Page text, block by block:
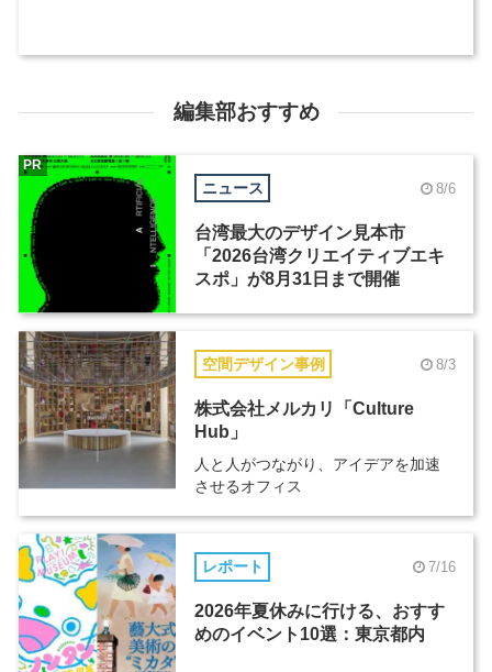
編集部おすすめ
ニュース 8/6
台湾最大のデザイン見本市
「2026台湾クリエイティブエキ
スポ」が8月31日まで開催
PR
空間デザイン事例 8/3
株式会社メルカリ「Culture
Hub」
人と人がつながり、アイデアを加速
させるオフィス
レポート 7/16
2026年夏休みに行ける、おすす
めのイベント10選：東京都内